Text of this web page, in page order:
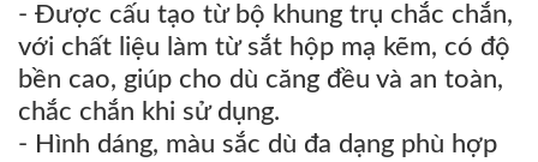
- Được cấu tạo từ bộ khung trụ chắc chắn,
với chất liệu làm từ sắt hộp mạ kẽm, có độ
bền cao, giúp cho dù căng đều và an toàn,
chắc chắn khi sử dụng.
- Hình dáng, màu sắc dù đa dạng phù hợp